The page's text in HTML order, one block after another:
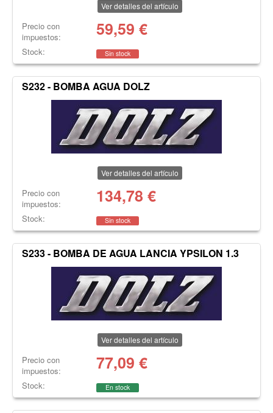
Ver detalles del artículo
Precio con
impuestos:
59,59 €
Stock: Sin stock
S232 - BOMBA AGUA DOLZ
Ver detalles del artículo
Precio con
impuestos:
134,78 €
Stock: Sin stock
S233 - BOMBA DE AGUA LANCIA YPSILON 1.3
Ver detalles del artículo
Precio con
impuestos:
77,09 €
Stock: En stock